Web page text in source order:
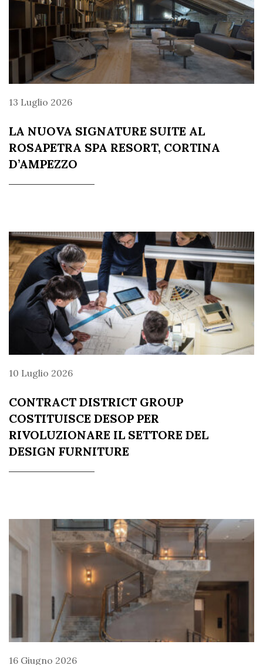
13 Luglio 2026
LA NUOVA SIGNATURE SUITE AL
ROSAPETRA SPA RESORT, CORTINA
D’AMPEZZO
10 Luglio 2026
CONTRACT DISTRICT GROUP
COSTITUISCE DESOP PER
RIVOLUZIONARE IL SETTORE DEL
DESIGN FURNITURE
16 Giugno 2026